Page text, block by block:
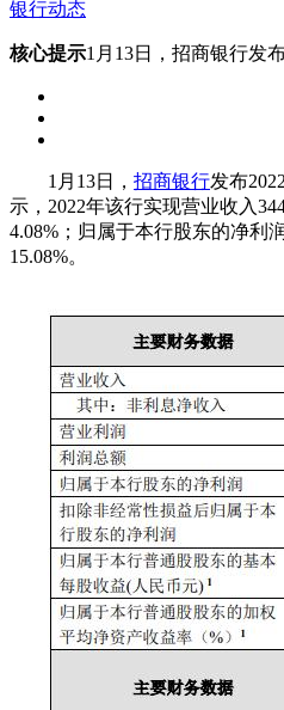
银行动态
核心提示1月13日，招商银行发
1月13日， 招商银行发布
示，2022年该行实现营业收入
4.08%；归属于本行股东的净利
15.08%。